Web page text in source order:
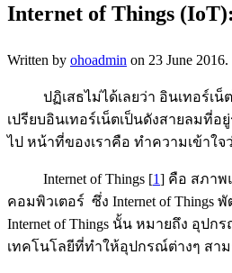
Internet of Things
Written by ohoadmin on 23 June 2016.
ปฏิเสธไม่ได้เลยว่า อินเทอร์เน็ตไ
เปรียบอินเทอร์เน็ตเป็นดังสายลมที่อ
ไป หน้าที่ของเราคือ ทำความเข้าใจ
Internet of Things [1] คือ สภาพ
คอมพิวเตอร์ ซึ่ง Internet of Things
Internet of Things นั้น หมายถึง อุปก
เทคโนโลยีที่ทำให้อุปกรณ์ต่างๆ สา